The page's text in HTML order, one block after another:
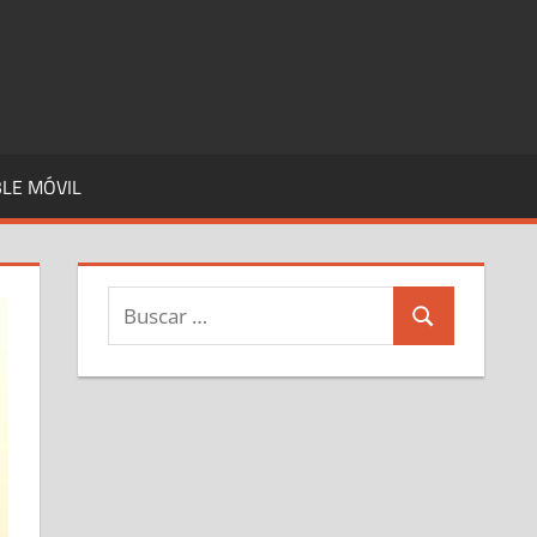
MÓVIL
Buscar:
Buscar